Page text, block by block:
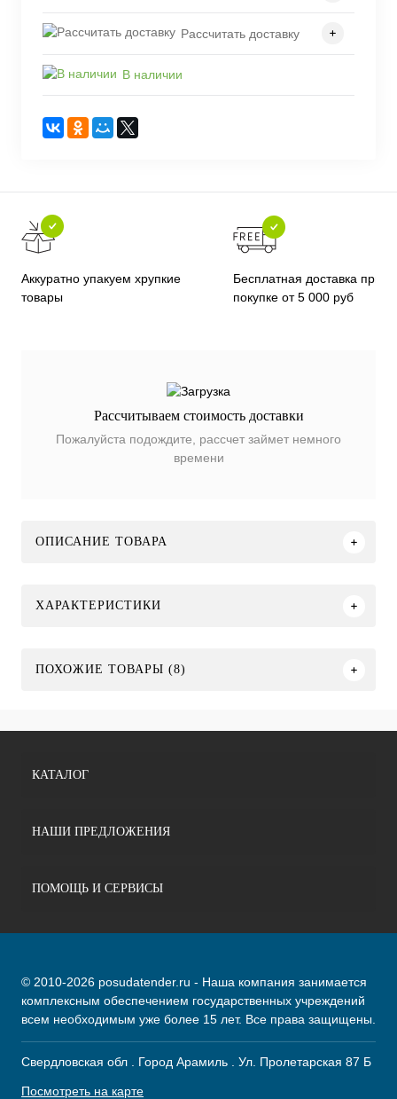
Рассчитать доставку
В наличии
Аккуратно упакуем хрупкие
товары
Бесплатная доставка при
покупке от 5 000 руб
Рассчитываем стоимость доставки
Пожалуйста подождите, рассчет займет немного
времени
ОПИСАНИЕ ТОВАРА
ХАРАКТЕРИСТИКИ
ПОХОЖИЕ ТОВАРЫ (8)
КАТАЛОГ
НАШИ ПРЕДЛОЖЕНИЯ
ПОМОЩЬ И СЕРВИСЫ
© 2010-2026 posudatender.ru - Наша компания занимается
комплексным обеспечением государственных учреждений
всем необходимым уже более 15 лет. Все права защищены.
Свердловская обл . Город Арамиль . Ул. Пролетарская 87 Б
Посмотреть на карте